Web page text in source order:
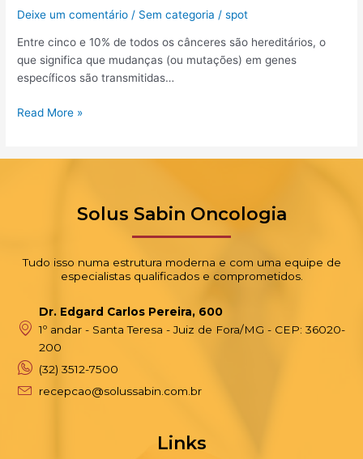
Deixe um comentário / Sem categoria /spot
Entre cinco e 10% de todos os cânceres são hereditários, o
que significa que mudanças (ou mutações) em genes
específicos são transmitidas…
riscos
câncer
hereditário?
Read More »
Solus Sabin Oncologia
Tudo isso numa estrutura moderna e com uma equipe de
especialistas qualificados e comprometidos.
Dr. Edgard Carlos Pereira, 600
1º andar - Santa Teresa - Juiz de Fora/MG - CEP: 36020-
200
(32) 3512-7500
recepcao@solussabin.com.br
Links